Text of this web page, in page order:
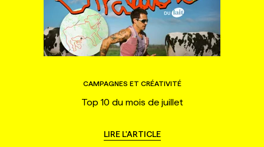
CAMPAGNES ET CRÉATIVITÉ
Top 10 du mois de juillet
LIRE L'ARTICLE